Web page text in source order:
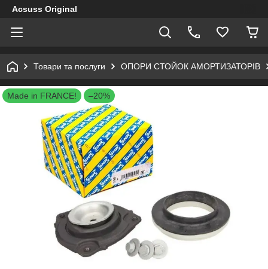
Acsuss Original
Товари та послуги ОПОРИ СТОЙОК АМОРТИЗАТОРІВ
Made in FRANCE! –20%